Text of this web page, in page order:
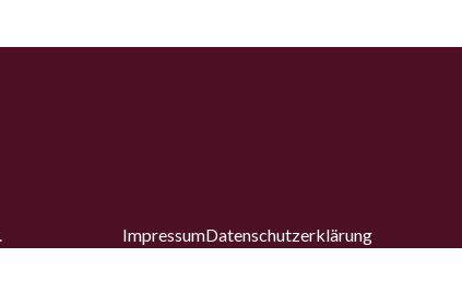
ImpressumDatenschutz­erklärung